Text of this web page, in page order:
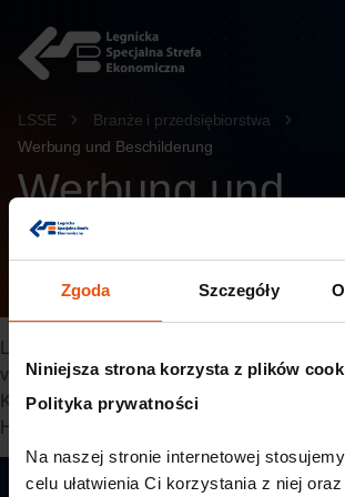
Zgoda Szczegóły
Niniejsza strona korzysta z plików
Polityka prywatności
Na naszej stronie internetowej
celu ułatwienia Ci korzystania z niej
springen
LSSE
Branże i przedsiębiorstwa
Werbung und Beschilderung
Werbung und
Beschilderung
visuelle Kommunikation, Werbeproduktion
Kennzeichnungslösungen zur Unterstützung
Handel und Industrie spezialisiert haben.
Vom Staat garantierte Stabilität,von